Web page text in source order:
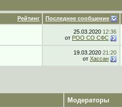
Рейтинг Последнее сообщение
25.03.2020 12:36
от РОО СО СФС
19.03.2020 21:20
от Хассан
Модераторы